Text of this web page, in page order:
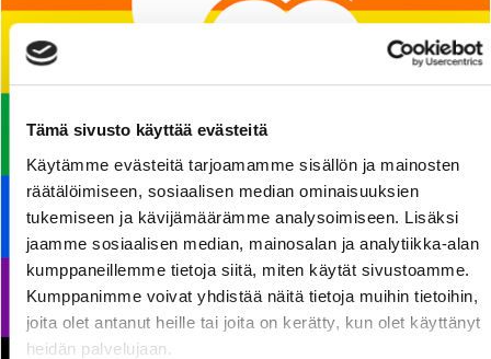
Tämä sivusto käyttää evästeitä
Käytämme evästeitä tarjoamamme sisällön ja mainosten
räätälöimiseen, sosiaalisen median ominaisuuksien
tukemiseen ja kävijämäärämme analysoimiseen. Lisäksi
jaamme sosiaalisen median, mainosalan ja analytiikka-alan
kumppaneillemme tietoja siitä, miten käytät sivustoamme.
Kumppanimme voivat yhdistää näitä tietoja muihin tietoihin,
joita olet antanut heille tai joita on kerätty, kun olet käyttänyt
heidän palvelujaan.